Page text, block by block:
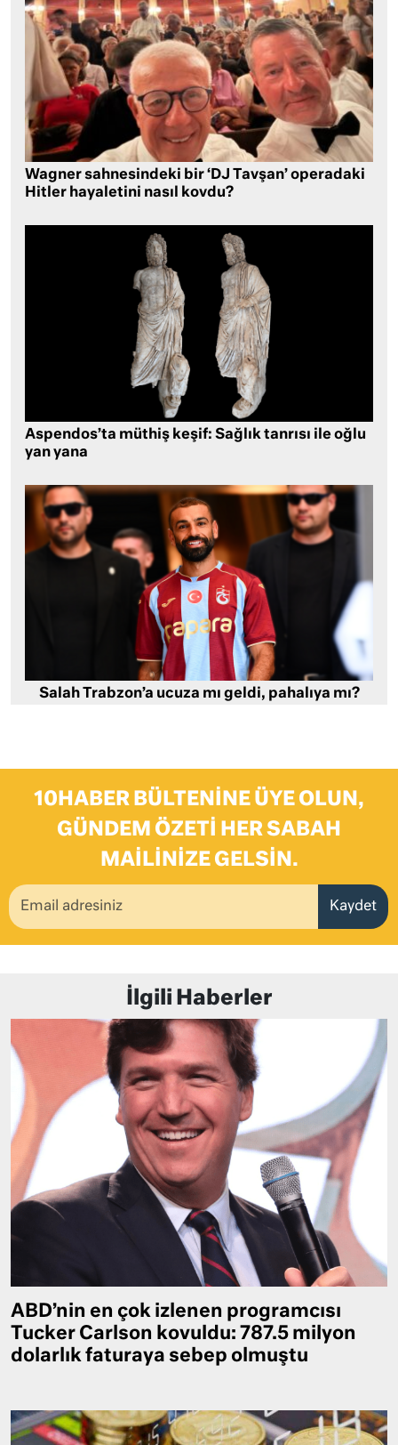
Wagner sahnesindeki bir ‘DJ Tavşan’ operadaki
Hitler hayaletini nasıl kovdu?
Aspendos’ta müthiş keşif: Sağlık tanrısı ile oğlu
yan yana
Salah Trabzon’a ucuza mı geldi, pahalıya mı?
10HABER BÜLTENINE ÜYE OLUN,
GÜNDEM ÖZETI HER SABAH
MAILINIZE GELSIN.
Kaydet
İlgili Haberler
ABD’nin en çok izlenen programcısı
Tucker Carlson kovuldu: 787.5 milyon
dolarlık faturaya sebep olmuştu